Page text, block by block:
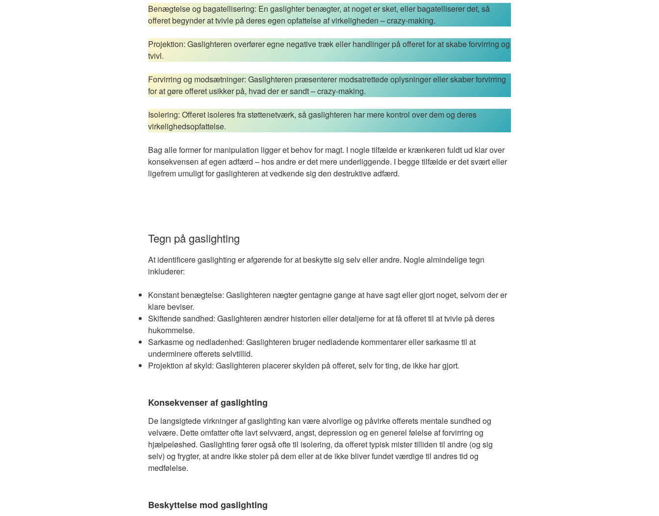
Benægtelse og bagatellisering: En gaslighter benægter, at noget er sket, eller bagatelliserer det, så
offeret begynder at tvivle på deres egen opfattelse af virkeligheden – crazy-making.
Projektion: Gaslighteren overfører egne negative træk eller handlinger på offeret for at skabe forvirring og
tvivl.
Forvirring og modsætninger: Gaslighteren præsenterer modsatrettede oplysninger eller skaber forvirring
for at gøre offeret usikker på, hvad der er sandt – crazy-making.
Isolering: Offeret isoleres fra støttenetværk, så gaslighteren har mere kontrol over dem og deres
virkelighedsopfattelse.
Bag alle former for manipulation ligger et behov for magt. I nogle tilfælde er krænkeren fuldt ud klar over
konsekvensen af egen adfærd – hos andre er det mere underliggende. I begge tilfælde er det svært eller
ligefrem umuligt for gaslighteren at vedkende sig den destruktive adfærd.
Tegn på gaslighting
At identificere gaslighting er afgørende for at beskytte sig selv eller andre. Nogle almindelige tegn
inkluderer:
Konstant benægtelse: Gaslighteren nægter gentagne gange at have sagt eller gjort noget, selvom der er
klare beviser.
Skiftende sandhed: Gaslighteren ændrer historien eller detaljerne for at få offeret til at tvivle på deres
hukommelse.
Sarkasme og nedladenhed: Gaslighteren bruger nedladende kommentarer eller sarkasme til at
underminere offerets selvtillid.
Projektion af skyld: Gaslighteren placerer skylden på offeret, selv for ting, de ikke har gjort.
Konsekvenser af gaslighting
De langsigtede virkninger af gaslighting kan være alvorlige og påvirke offerets mentale sundhed og
velvære. Dette omfatter ofte lavt selvværd, angst, depression og en generel følelse af forvirring og
hjælpeløshed. Gaslighting fører også ofte til isolering, da offeret typisk mister tilliden til andre (og sig
selv) og frygter, at andre ikke stoler på dem eller at de ikke bliver fundet værdige til andres tid og
medfølelse.
Beskyttelse mod gaslighting